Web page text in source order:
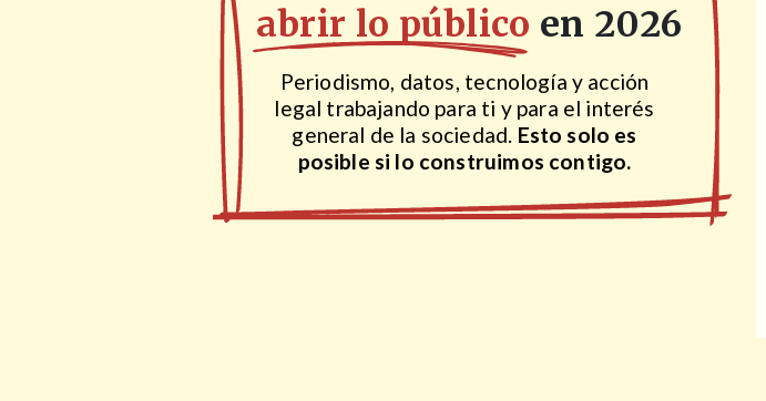
abrir lo público en 2026
Periodismo, datos, tecnología y acción
legal trabajando para ti y para el interés
general de la sociedad. Esto solo es
posible si lo construimos contigo.